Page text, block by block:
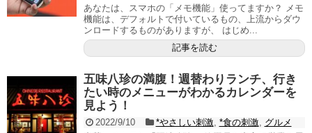
あなたは、スマホの「メモ機能」使ってますか？ メモ
機能は、デフォルトで付いているもの、上流からダウ
ンロードするものがありますが、 はじめ...
記事を読む
五味八珍の満腹！週替わりランチ、行き
たい時のメニューがわかるカレンダーを
見よう！
2022/9/10 *やさしい刺激, *食の刺激, グルメ